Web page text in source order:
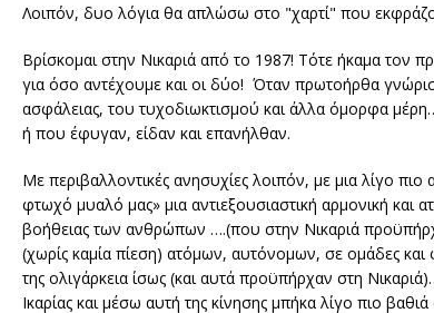
Λοιπόν, δυο λόγια θα απλώσω στο "χαρτί" που
Βρίσκομαι στην Νικαριά από το 1987! Τότε ήκαμα τον
για όσο αντέχουμε και οι δύο! Όταν πρωτοήρθα
ασφάλειας, του τυχοδιωκτισμού και άλλα όμορφα
ή που έφυγαν, είδαν και επανήλθαν.
Με περιβαλλοντικές ανησυχίες λοιπόν, με μια λίγο
φτωχό μυαλό μας» μια αντιεξουσιαστική αρμονική και
βοήθειας των ανθρώπων ….(που στην Νικαριά
(χωρίς καμία πίεση) ατόμων, αυτόνομων, σε ομάδες και
της ολιγάρκεια ίσως (και αυτά προϋπήρχαν στη
Ικαρίας και μέσω αυτή της κίνησης μπήκα λίγο πιο